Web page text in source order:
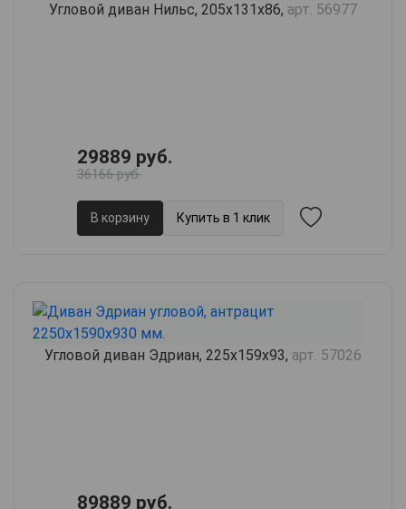
Угловой диван Нильс, 205х131х86, арт. 56977
29889 руб.
36166 руб.
В корзину Купить в 1 клик
Угловой диван Эдриан, 225х159х93, арт. 57026
89889 руб.